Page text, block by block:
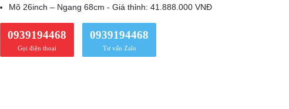
Mõ 26inch – Ngang 68cm - Giá thỉnh: 41.888.000 VNĐ
0939194468
Gọi điện thoại
0939194468
Tư vấn Zalo